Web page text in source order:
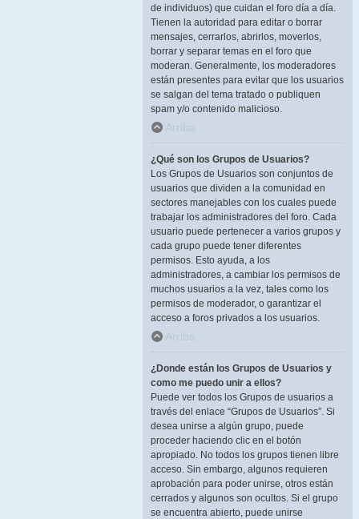
de individuos) que cuidan el foro día a día.
Tienen la autoridad para editar o borrar
mensajes, cerrarlos, abrirlos, moverlos,
borrar y separar temas en el foro que
moderan. Generalmente, los moderadores
están presentes para evitar que los usuarios
se salgan del tema tratado o publiquen
spam y/o contenido malicioso.
Arriba
¿Qué son los Grupos de Usuarios?
Los Grupos de Usuarios son conjuntos de
usuarios que dividen a la comunidad en
sectores manejables con los cuales puede
trabajar los administradores del foro. Cada
usuario puede pertenecer a varios grupos y
cada grupo puede tener diferentes
permisos. Esto ayuda, a los
administradores, a cambiar los permisos de
muchos usuarios a la vez, tales como los
permisos de moderador, o garantizar el
acceso a foros privados a los usuarios.
Arriba
¿Donde están los Grupos de Usuarios y
como me puedo unir a ellos?
Puede ver todos los Grupos de usuarios a
través del enlace “Grupos de Usuarios”. Si
desea unirse a algún grupo, puede
proceder haciendo clic en el botón
apropiado. No todos los grupos tienen libre
acceso. Sin embargo, algunos requieren
aprobación para poder unirse, otros están
cerrados y algunos son ocultos. Si el grupo
se encuentra abierto, puede unirse